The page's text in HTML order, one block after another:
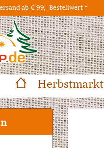
ab € 99,- Bestellwert *
Herbstmarkt